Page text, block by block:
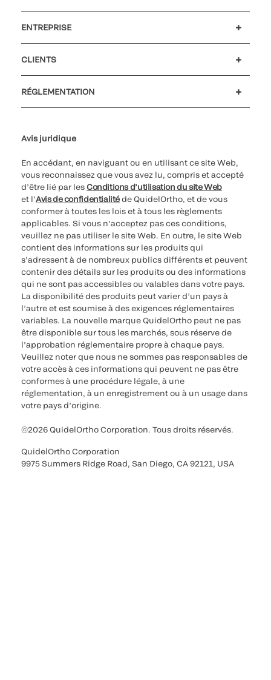
ENTREPRISE
CLIENTS
RÉGLEMENTATION
Avis juridique
En accédant, en naviguant ou en utilisant ce site Web,
vous reconnaissez que vous avez lu, compris et accepté
d’être lié par lesConditions d’utilisation du site Web
et l’Avis de confidentialitéde QuidelOrtho, et de vous
conformer à toutes les lois et à tous les règlements
applicables. Si vous n’acceptez pas ces conditions,
veuillez ne pas utiliser le site Web. En outre, le site Web
contient des informations sur les produits qui
s’adressent à de nombreux publics différents et peuvent
contenir des détails sur les produits ou des informations
qui ne sont pas accessibles ou valables dans votre pays.
La disponibilité des produits peut varier d’un pays à
l’autre et est soumise à des exigences réglementaires
variables. La nouvelle marque QuidelOrtho peut ne pas
être disponible sur tous les marchés, sous réserve de
l’approbation réglementaire propre à chaque pays.
Veuillez noter que nous ne sommes pas responsables de
votre accès à ces informations qui peuvent ne pas être
conformes à une procédure légale, à une
réglementation, à un enregistrement ou à un usage dans
votre pays d’origine.
©2026 QuidelOrtho Corporation. Tous droits réservés.
QuidelOrtho Corporation
9975 Summers Ridge Road, San Diego, CA 92121, USA